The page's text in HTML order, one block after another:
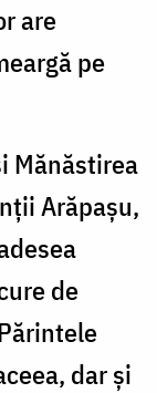
are
pe
Mănăstirea
Arăpaşu,
de
dar şi